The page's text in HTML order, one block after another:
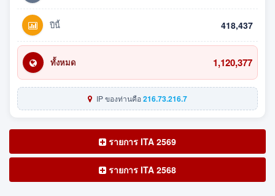
ปีนี้ 418,437
ทั้งหมด 1,120,377
IP ของท่านคือ216.73.216.7
รายการ ITA 2569
รายการ ITA 2568